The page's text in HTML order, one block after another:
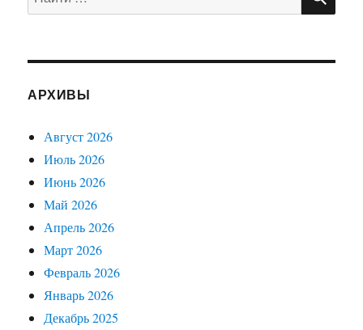
АРХИВЫ
Август 2026
Июль 2026
Июнь 2026
Май 2026
Апрель 2026
Март 2026
Февраль 2026
Январь 2026
Декабрь 2025